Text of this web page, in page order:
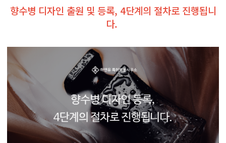
향수병 디자인 출원 및 등록, 4단계의 절차로 진행됩니
다.